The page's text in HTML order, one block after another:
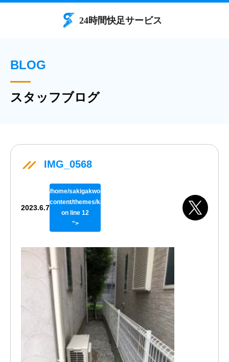
BLOG
スタッフブログ
IMG_0568
2023.6.7
/home/sakigakworks/benriya24h.com/public_html/wp/wp-
content/themes/kaisokuthemeV02/single.php
on line 12
">